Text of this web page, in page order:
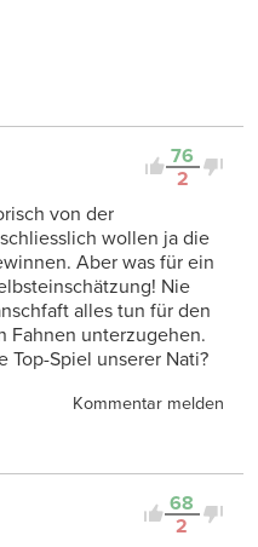
76
2
von der
wollen ja die
Aber was für ein
Nie
alles tun für den
Fahnen unterzugehen.
Top-Spiel unserer Nati?
Kommentar melden
68
2